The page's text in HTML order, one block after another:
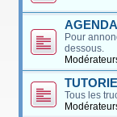
AGENDA
Pour
dessous.
Tous les